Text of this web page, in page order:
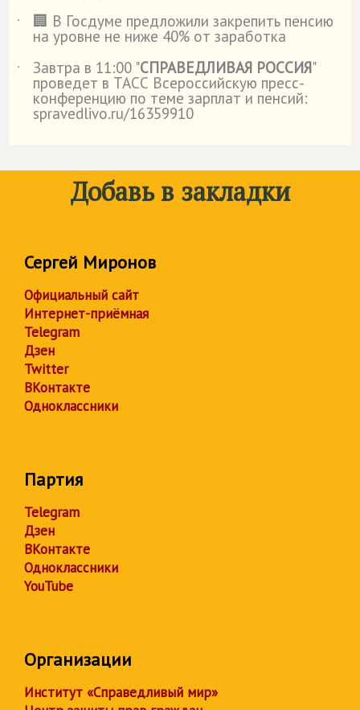
˙
🏢 В Госдуме предложили закрепить пенсию
на уровне не ниже 40% от заработка
˙
Завтра в 11:00 "СПРАВЕДЛИВАЯ РОССИЯ"
проведет в ТАСС Всероссийскую пресс-
конференцию по теме зарплат и пенсий:
spravedlivo.ru/16359910
Добавь в закладки
Сергей Миронов
Официальный сайт
Интернет-приёмная
Telegram
Дзен
Twitter
ВКонтакте
Одноклассники
Партия
Telegram
Дзен
ВКонтакте
Одноклассники
YouTube
Организации
Институт «Справедливый мир»